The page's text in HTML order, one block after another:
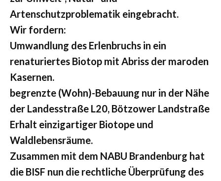
Artenschutzproblematik eingebracht.
Wir fordern:
Umwandlung des Erlenbruchs in ein
renaturiertes Biotop mit Abriss der maroden
Kasernen.
begrenzte (Wohn)-Bebauung nur in der Nähe
der Landesstraße L20, Bötzower Landstraße
Erhalt einzigartiger Biotope und
Waldlebensräume.
Zusammen mit dem NABU Brandenburg hat
die BISF nun die rechtliche Überprüfung des